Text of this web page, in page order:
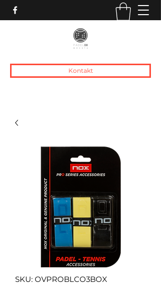
Kontakt
SKU: OVPROBLCO3BOX